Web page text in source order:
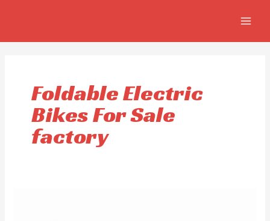
Foldable Electric
Bikes For Sale
factory